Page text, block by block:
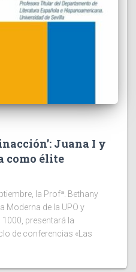
Juana I y
como élite
la Profª. Bethany
Moderna de la UPO y
presentará la
de conferencias «Las